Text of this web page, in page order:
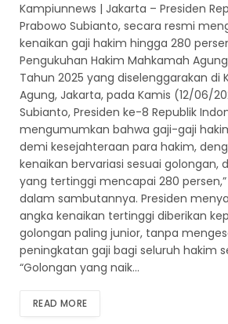
Kampiunnews | Jakarta – Presiden
Prabowo Subianto, secara resmi
kenaikan gaji hakim hingga 280
Pengukuhan Hakim Mahkamah
Tahun 2025 yang diselenggarakan di
Agung, Jakarta, pada Kamis (12/06/
Subianto, Presiden ke-8 Republik
mengumumkan bahwa gaji-gaji
demi kesejahteraan para hakim,
kenaikan bervariasi sesuai golongan,
yang tertinggi mencapai 280 persen,”
dalam sambutannya. Presiden
angka kenaikan tertinggi diberikan
golongan paling junior, tanpa
peningkatan gaji bagi seluruh hakim
“Golongan yang naik…
READ MORE